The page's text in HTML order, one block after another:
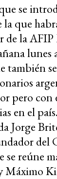
se
que
de la AFIP
lunes
también
pero con
en el
Jorge
del
reúne
Máximo